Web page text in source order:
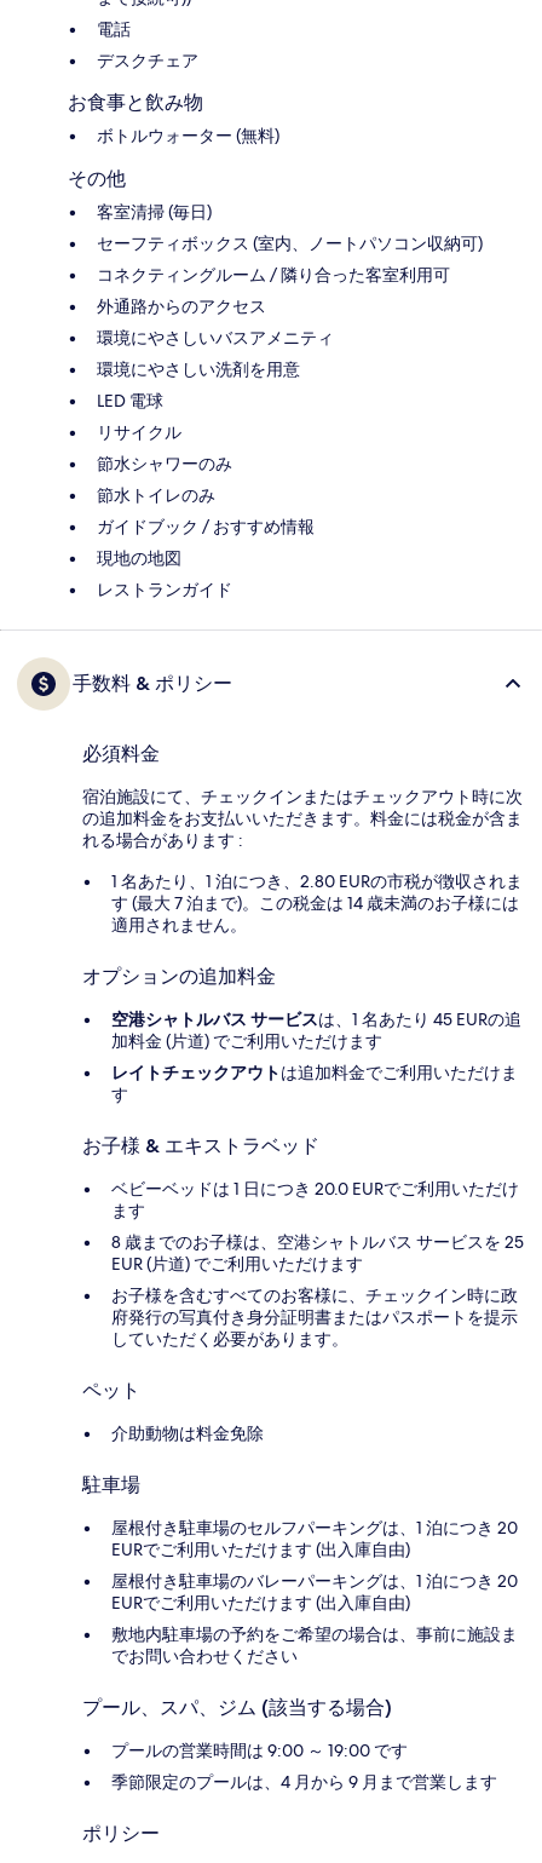
電話
デスクチェア
お食事と飲み物
ボトルウォーター (無料)
その他
客室清掃 (毎日)
セーフティボックス (室内、ノートパソコン収納可)
コネクティングルーム / 隣り合った客室利用可
外通路からのアクセス
環境にやさしいバスアメニティ
環境にやさしい洗剤を用意
LED 電球
リサイクル
節水シャワーのみ
節水トイレのみ
ガイドブック / おすすめ情報
現地の地図
レストランガイド
手数料 & ポリシー
必須料金
宿泊施設にて、チェックインまたはチェックアウト時に次
の追加料金をお支払いいただきます。料金には税金が含ま
れる場合があります :
1 名あたり、1 泊につき、2.80 EURの市税が徴収されま
す (最大 7 泊まで)。この税金は 14 歳未満のお子様には
適用されません。
オプションの追加料金
空港シャトルバス サービスは、1 名あたり 45 EURの追
加料金 (片道) でご利用いただけます
レイトチェックアウトは追加料金でご利用いただけま
す
お子様 & エキストラベッド
ベビーベッドは 1 日につき 20.0 EURでご利用いただけ
ます
8 歳までのお子様は、空港シャトルバス サービスを 25
EUR (片道) でご利用いただけます
お子様を含むすべてのお客様に、チェックイン時に政
府発行の写真付き身分証明書またはパスポートを提示
していただく必要があります。
ペット
介助動物は料金免除
駐車場
屋根付き駐車場のセルフパーキングは、1 泊につき 20
EURでご利用いただけます (出入庫自由)
屋根付き駐車場のバレーパーキングは、1 泊につき 20
EURでご利用いただけます (出入庫自由)
敷地内駐車場の予約をご希望の場合は、事前に施設ま
でお問い合わせください
プール、スパ、ジム (該当する場合)
プールの営業時間は 9:00 ～ 19:00 です
季節限定のプールは、4 月から 9 月まで営業します
ポリシー